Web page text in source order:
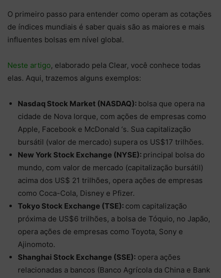
O primeiro passo para entender como operam as cotações
de índices mundiais é saber quais são as maiores e mais
influentes bolsas em nível global.
Neste artigo, elaborado pela Clear, você conhece todas
elas. Aqui, trazemos alguns exemplos:
Nasdaq Stock Market (NASDAQ): bolsa que opera na
cidade de Nova Iorque, com ações de empresas como
Apple, Facebook e McDonald ‘s. Sua capitalização
bursátil (valor de mercado) supera os US$17 trilhões.
New York Stock Exchange (NYSE): principal bolsa do
mundo, com valor de mercado (capitalização bursátil)
acima dos US$ 21 trilhões, opera ações de empresas
como Coca-Cola, Disney e Pfizer.
Tokyo Stock Exchange (TSE): com capitalização
próxima de US$6 trilhões, a bolsa de Tóquio, no Japão,
opera ações de empresas como Toyota, Sony e
Ajinomoto.
Shanghai Stock Exchange (SSE): opera ações
relacionadas a bancos (Banco Agrícola da China e Bank